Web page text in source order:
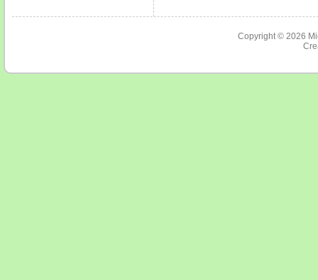
Copyright © 2026